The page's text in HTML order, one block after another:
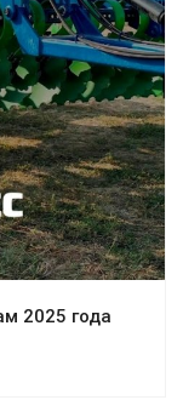
2025 года